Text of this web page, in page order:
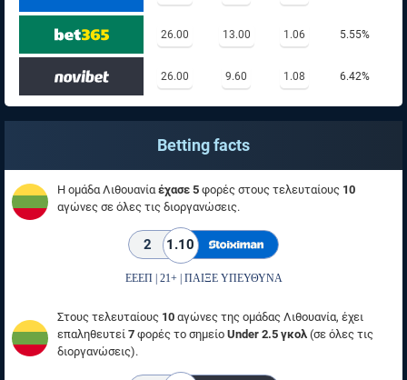
26.00 13.00 1.06 5.55%
26.00 9.60 1.08 6.42%
Betting facts
Η ομάδα Λιθουανίαέχασε 5 φορές στους τελευταίους 10
αγώνες σε όλες τις διοργανώσεις.
2 1.10
ΕΕΕΠ | 21+ | ΠΑΙΞΕ ΥΠΕΥΘΥΝΑ
Στους τελευταίους 10 αγώνες της ομάδας Λιθουανία, έχει
επαληθευτεί 7 φορές το σημείο Under 2.5 γκολ (σε όλες τις
διοργανώσεις).